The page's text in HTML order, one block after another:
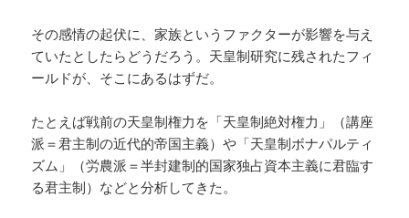
その感情の起伏に、家族というファクターが影響を与え
ていたとしたらどうだろう。天皇制研究に残されたフィ
ールドが、そこにあるはずだ。
たとえば戦前の天皇制権力を「天皇制絶対権力」（講座
派＝君主制の近代的帝国主義）や「天皇制ボナパルティ
ズム」（労農派＝半封建制的国家独占資本主義に君臨す
る君主制）などと分析してきた。